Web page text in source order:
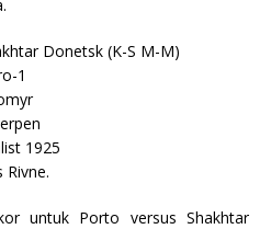
Donetsk (K-S M-M)
1
1925
Rivne.
untuk Porto versus Shakhtar